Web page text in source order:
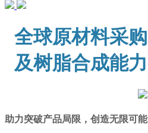
全球原材料采购
及树脂合成能力
助力突破产品局限，创造无限可能